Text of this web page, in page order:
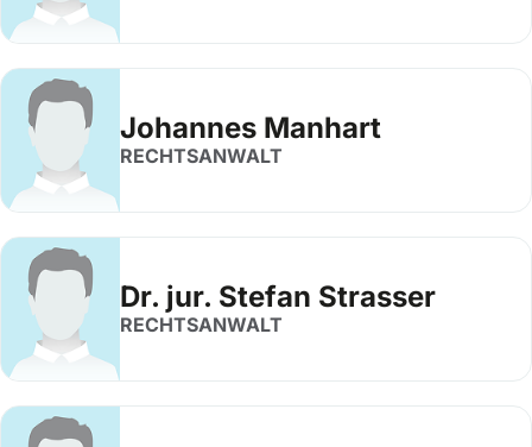
Johannes Manhart
RECHTSANWALT
Dr. jur. Stefan Strasser
RECHTSANWALT